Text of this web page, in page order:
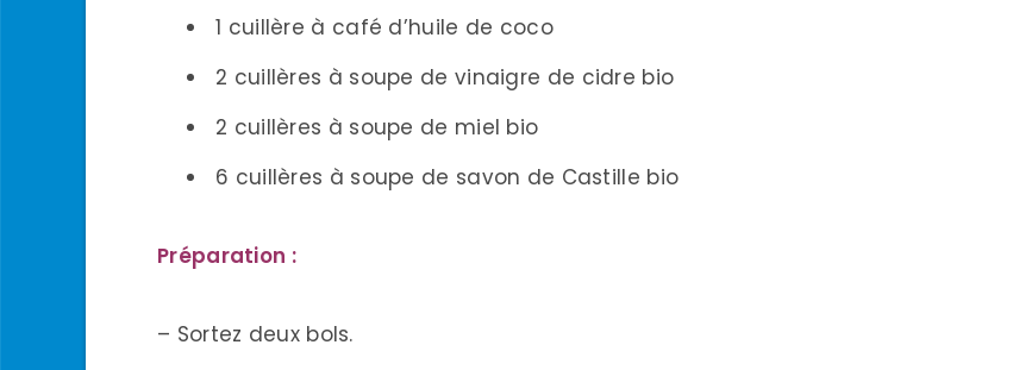
1 cuillère à café d’huile de coco
2 cuillères à soupe de vinaigre de cidre bio
2 cuillères à soupe de miel bio
6 cuillères à soupe de savon de Castille bio
Préparation :
– Sortez deux bols.